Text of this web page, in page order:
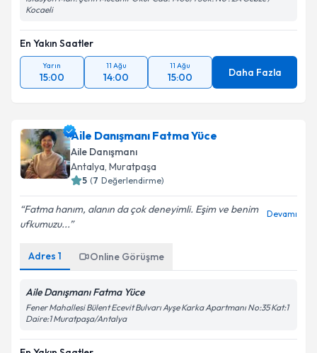
İstasyon Mah. Şehit Mücahir Okur Cad. 1406/1 Sok. No : 2A Gebze /
En Yakın Saatler
Yarın
15:00
11 Ağu
14:00
11 Ağu
15:00 Daha Fazla
Aile Danışmanı Fatma Yüce
Aile Danışmanı
Antalya, Muratpaşa
( Değerlendirme)
Fatma hanım, alanın da çok deneyimli. Eşim ve benim
ufkumuzu...
Adres 1 Online Görüşme
Aile Danışmanı Fatma Yüce
Fener Mahallesi Bülent Ecevit Bulvarı Ayşe Karka Apartmanı No:35 Kat:1
Daire:1 Muratpaşa/Antalya